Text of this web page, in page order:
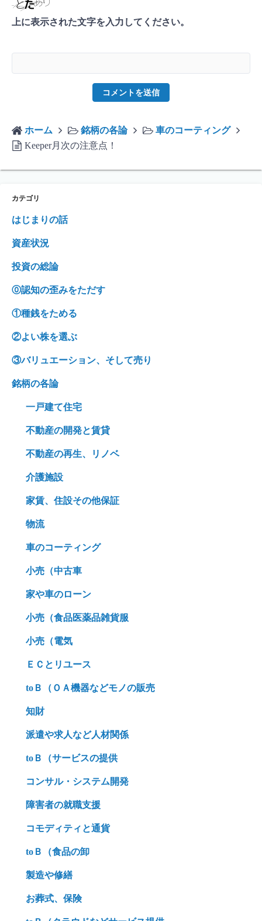
上に表示された文字を入力してください。
ホーム 銘柄の各論
車のコーティング
Keeper月次の注意点！
カテゴリ
はじまりの話
資産状況
投資の総論
⓪認知の歪みをただす
①種銭をためる
②よい株を選ぶ
③バリュエーション、そして売り
銘柄の各論
一戸建て住宅
不動産の開発と賃貸
不動産の再生、リノベ
介護施設
家賃、住設その他保証
物流
車のコーティング
小売（中古車
家や車のローン
小売（食品医薬品雑貨服
小売（電気
ＥＣとリユース
toＢ（ＯＡ機器などモノの販売
知財
派遣や求人など人材関係
toＢ（サービスの提供
コンサル・システム開発
障害者の就職支援
コモディティと通貨
toＢ（食品の卸
製造や修繕
お葬式、保険